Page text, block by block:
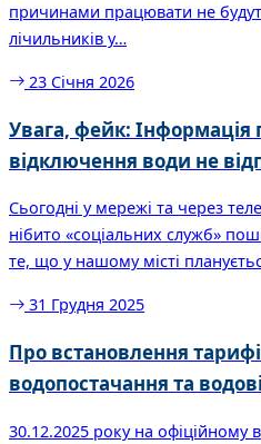
причинами працювати не
лічильників у…
23 Січня 2026
Увага, фейк: Інформація
відключення води не
Сьогодні у мережі та через
нібито «соціальних служб»
те, що у нашому місті
31 Грудня 2025
Про встановлення
водопостачання та
30.12.2025 року на офіційному